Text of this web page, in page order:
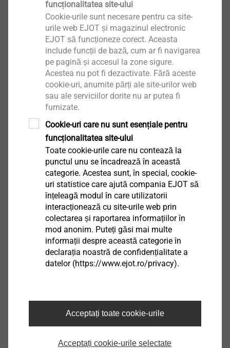
Specificații
Pentru conectarea profilelor cu şină
Pur și simplu fixați pe elementele șinei care
urmează să fie conectate
Facilitează reglarea precisă a șinelor de bază
Lungime disponibilă: 30 mm fiecare și 1.150 mm
Proprietăți
Prindere simplă pe elementele cu şină
Pentru alinierea uşoară şi exactă a şinelor de
soclu
Disponibil cu lungimi cuprinse între 30 mm şi
1150 mm
funcționalitatea site-ului
Cookie-urile sunt necesare pentru ca site-
urile web EJOT și magazinul electronic
EJOT să funcționeze corect. Aceasta
include funcții de bază, cum ar fi navigarea
pe pagină și accesul la zone sigure.
Acestea nu pot fi dezactivate. Fără aceste
cookie-uri, anumite părți ale site-urilor web
sau ale serviciilor dorite nu ar putea fi
furnizate.
Cookie-uri care nu sunt esențiale pentru
funcționalitatea site-ului
Toate cookie-urile care nu contează la
punctul unu se încadrează în această
categorie. Acestea sunt, în special, cookie-
uri statistice care ajută compania EJOT să
înțeleagă modul în care utilizatorii
interacționează cu site-urile web prin
colectarea și raportarea informațiilor în
mod anonim. Puteți găsi mai multe
informații despre această categorie în
declarația noastră de confidențialitate a
datelor (https://www.ejot.ro/privacy).
Acceptați toate cookie-urile
Acceptați cookie-urile selectate